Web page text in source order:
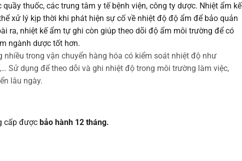
thuốc, các trung tâm y tế bệnh viện, công ty dược. Nhiệt ẩm kế
xử lý kịp thời khi phát hiện sự cố về nhiệt độ độ ẩm để bảo quản
ra, nhiệt kế ẩm tự ghi còn giúp theo dõi độ ẩm môi trường để có
ngành dược tốt hơn.
trong vận chuyển hàng hóa có kiểm soát nhiệt độ như
Sử dụng để theo dỗi và ghi nhiệt độ trong môi trường làm việc,
lâu ngày.
cấp được bảo hành 12 tháng.